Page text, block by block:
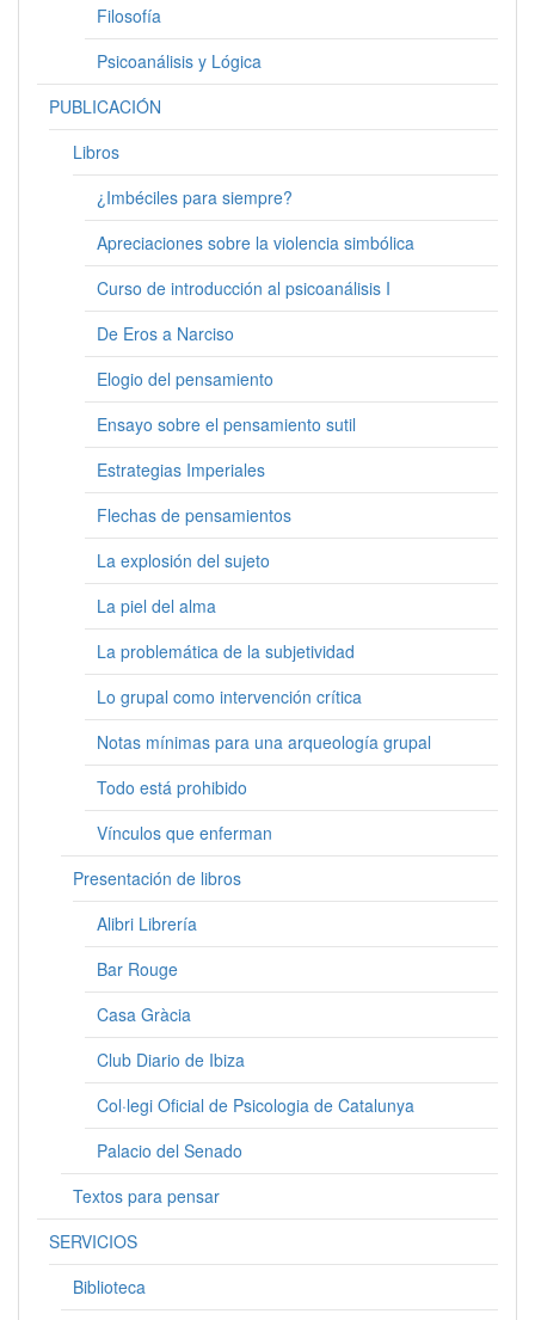
Filosofía
Psicoanálisis y Lógica
PUBLICACIÓN
Libros
¿Imbéciles para siempre?
Apreciaciones sobre la violencia simbólica
Curso de introducción al psicoanálisis I
De Eros a Narciso
Elogio del pensamiento
Ensayo sobre el pensamiento sutil
Estrategias Imperiales
Flechas de pensamientos
La explosión del sujeto
La piel del alma
La problemática de la subjetividad
Lo grupal como intervención crítica
Notas mínimas para una arqueología grupal
Todo está prohibido
Vínculos que enferman
Presentación de libros
Alibri Librería
Bar Rouge
Casa Gràcia
Club Diario de Ibiza
Col·legi Oficial de Psicologia de Catalunya
Palacio del Senado
Textos para pensar
SERVICIOS
Biblioteca